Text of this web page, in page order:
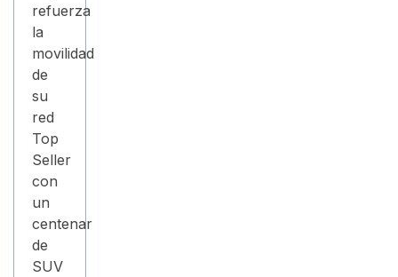
refuerza
la
movilidad
de
su
red
Top
Seller
con
un
centenar
de
SUV